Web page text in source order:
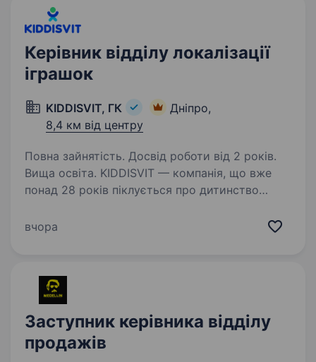
Керівник відділу локалізації
іграшок
KIDDISVIT, ГК
Дніпро,
8,4 км від центру
Повна зайнятість. Досвід роботи від 2 років.
Вища освіта. KIDDISVIT — компанія, що вже
понад 28 років піклується про дитинство
й сьогодні є лідером серед постачальників
вчора
Заступник керівника відділу
продажів